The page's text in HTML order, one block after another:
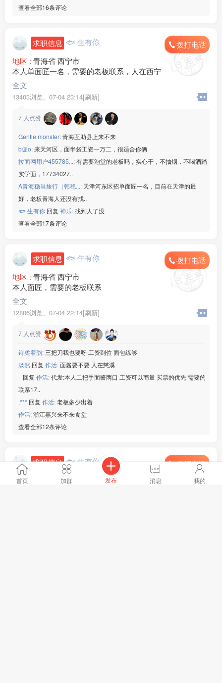
查看全部16条评论
求职信息 🐟 生有你
拨打电话
地区 : 青海省 西宁市
本人单面匠一名，需要的老板联系，人在西宁
全文
13403浏览、 07-04 23:14[刷新]
7 人点赞
Gentle monster:青海互助县上来不来
b倔o:来天河区，面半袋工资一万二，很适合你俩
拉面网用户455785...:有需要泡堂的老板吗，实心干，不抽烟，不喝酒踏
实学面，17734027..
A青海稳当旅行（韩稳...: 天津河东区招单面匠一名，目前在天津的最
好，老板青海人还没有找..
🐟 生有你 回复 神乐:找到人了没
查看全部17条评论
求职信息 🐟 生有你
拨打电话
地区 : 青海省 西宁市
本人面匠，需要的老板联系
全文
12806浏览、 07-04 22:14[刷新]
7 人点赞
诗柔着韵: 三把刀我也要呀 工资到位 面包练够
淡然 回复 作活:面酱要不要 人在慈溪
回复 作活:代发:本人二把手面酱两口 工资可以商量 买票的优先 需要的
联系17..
,*** 回复 作活:老板多少出着
作活:浙江嘉兴来不来食堂
查看全部12条评论
求职信息 🐟 生有你
拨打电话
地区 :
陕西省 西安市
首页 加群 发布 消息 我的